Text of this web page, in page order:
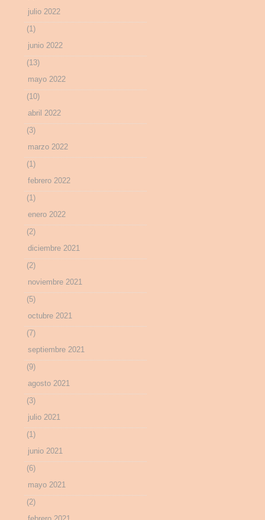
julio 2022
(1)
junio 2022
(13)
mayo 2022
(10)
abril 2022
(3)
marzo 2022
(1)
febrero 2022
(1)
enero 2022
(2)
diciembre 2021
(2)
noviembre 2021
(5)
octubre 2021
(7)
septiembre 2021
(9)
agosto 2021
(3)
julio 2021
(1)
junio 2021
(6)
mayo 2021
(2)